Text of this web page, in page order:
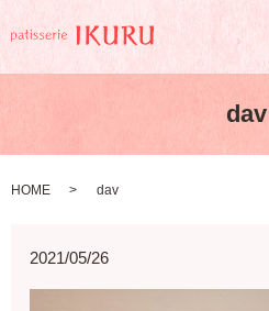
dav
HOME dav
2021/05/26